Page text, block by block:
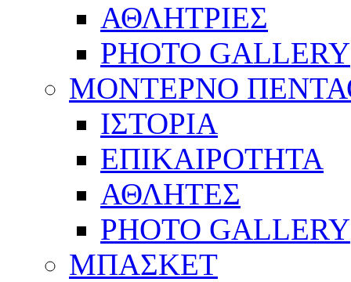
ΑΘΛΗΤΡΙΕΣ
PHOTO GALLERY
ΜΟΝΤΕΡΝΟ
ΙΣΤΟΡΙΑ
ΕΠΙΚΑΙΡΟΤΗΤΑ
ΑΘΛΗΤΕΣ
PHOTO GALLERY
ΜΠΑΣΚΕΤ